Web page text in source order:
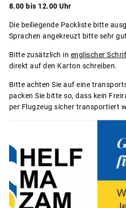
8.00 bis 12.00 Uhr
Die beiliegende Packliste bitte
Sprachen angekreuzt bitte sehr
Bitte zusätzlich in englischer
direkt auf den Karton schreiben.
Bitte achten Sie auf eine
packen Sie bitte so, dass kein
per Flugzeug sicher transportiert